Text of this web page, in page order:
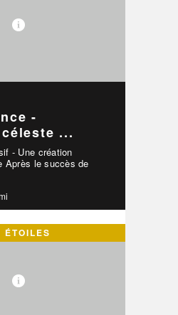
-
céleste ...
- Une création
Après le succès de
ÉTOILES